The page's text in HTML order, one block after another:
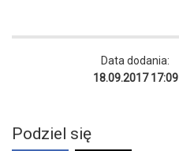
Data dodania:
18.09.2017 17:09
Podziel się